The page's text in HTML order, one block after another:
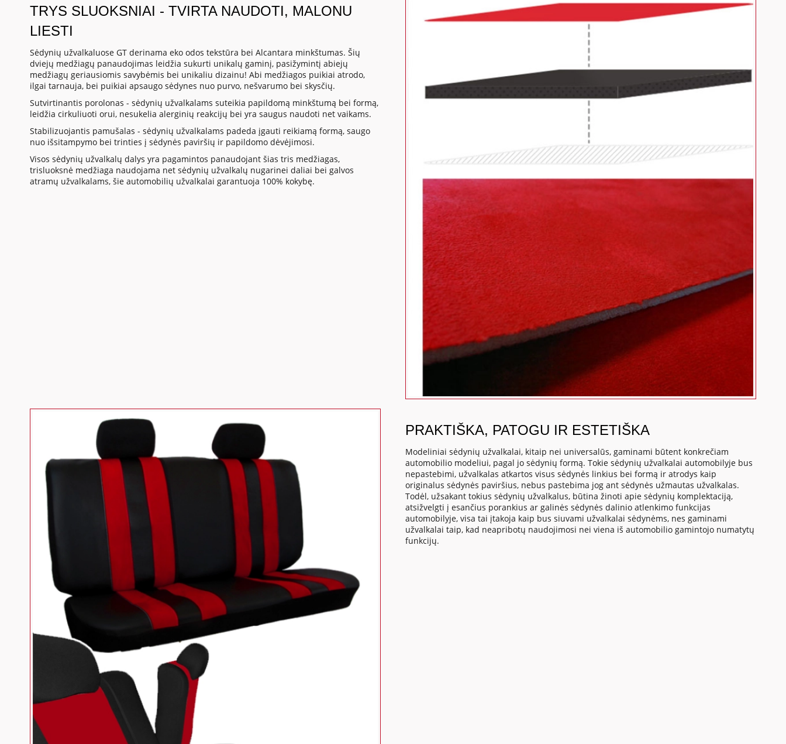
TRYS SLUOKSNIAI - TVIRTA NAUDOTI, MALONU
LIESTI
Sėdynių užvalkaluose GT derinama eko odos tekstūra bei Alcantara minkštumas. Šių
dviejų medžiagų panaudojimas leidžia sukurti unikalų gaminį, pasižymintį abiejų
medžiagų geriausiomis savybėmis bei unikaliu dizainu! Abi medžiagos puikiai atrodo,
ilgai tarnauja, bei puikiai apsaugo sėdynes nuo purvo, nešvarumo bei skysčių.
Sutvirtinantis porolonas - sėdynių užvalkalams suteikia papildomą minkštumą bei formą,
leidžia cirkuliuoti orui, nesukelia alerginių reakcijų bei yra saugus naudoti net vaikams.
Stabilizuojantis pamušalas - sėdynių užvalkalams padeda įgauti reikiamą formą, saugo
nuo išsitampymo bei trinties į sėdynės paviršių ir papildomo dėvėjimosi.
Visos sėdynių užvalkalų dalys yra pagamintos panaudojant šias tris medžiagas,
trisluoksnė medžiaga naudojama net sėdynių užvalkalų nugarinei daliai bei galvos
atramų užvalkalams, šie automobilių užvalkalai garantuoja 100% kokybę.
PRAKTIŠKA, PATOGU IR ESTETIŠKA
Modeliniai sėdynių užvalkalai, kitaip nei universalūs, gaminami būtent konkrečiam
automobilio modeliui, pagal jo sėdynių formą. Tokie sėdynių užvalkalai automobilyje bus
nepastebimi, užvalkalas atkartos visus sėdynės linkius bei formą ir atrodys kaip
originalus sėdynės paviršius, nebus pastebima jog ant sėdynės užmautas užvalkalas.
Todėl, užsakant tokius sėdynių užvalkalus, būtina žinoti apie sėdynių komplektaciją,
atsižvelgti į esančius porankius ar galinės sėdynės dalinio atlenkimo funkcijas
automobilyje, visa tai įtakoja kaip bus siuvami užvalkalai sėdynėms, nes gaminami
užvalkalai taip, kad neapribotų naudojimosi nei viena iš automobilio gamintojo numatytų
funkcijų.